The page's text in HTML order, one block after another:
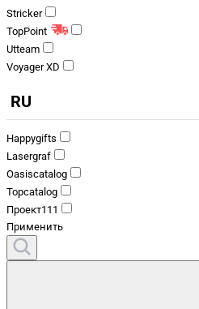
Stricker
TopPoint
Utteam
Voyager XD
RU
Happygifts
Lasergraf
Oasiscatalog
Topcatalog
Проект111
Применить